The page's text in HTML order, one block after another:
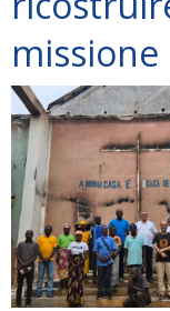
missione